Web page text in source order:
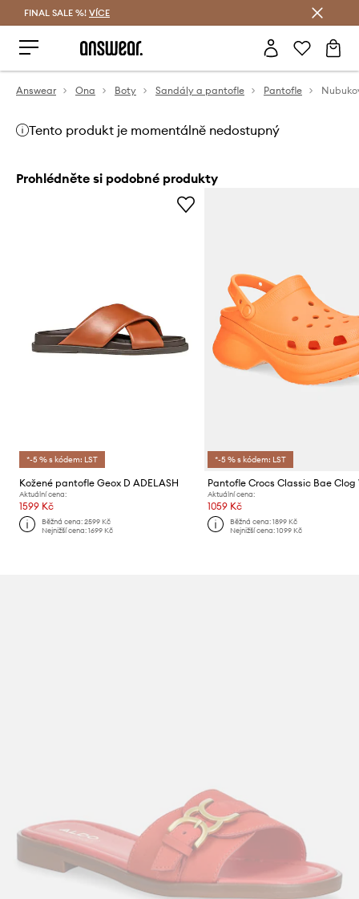
FINAL SALE %! VÍCE
Answear Ona Boty Sandály a pantofle Pantofle
Tento produkt je momentálně nedostupný
Prohlédněte si podobné produkty
*-5 % s kódem: LST
Kožené pantofle Geox D ADELASH
Aktuální cena:
1599 Kč
Běžná cena:2599 Kč
Nejnižší cena:1699 Kč
*-5 % s kódem: LST
Pantofle Crocs Classic Bae Clog
Aktuální cena:
1059 Kč
Běžná cena: 1899 Kč
Nejnižší cena: 1099 Kč